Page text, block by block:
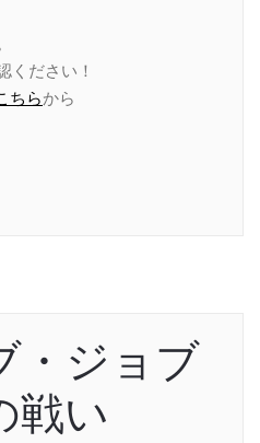
ください！
ちらから
・ジョブ
戦い